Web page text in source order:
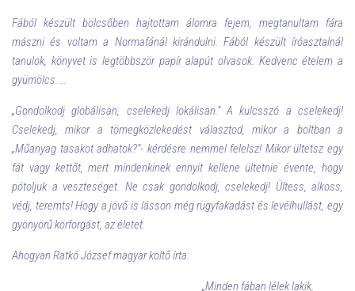
Fából készült bölcsőben hajtottam álomra fejem, megtanultam fára
mászni és voltam a Normafánál kirándulni. Fából készült íróasztalnál
tanulok, könyvet is legtöbbször papír alapút olvasok. Kedvenc ételem a
gyümölcs. …
„Gondolkodj globálisan, cselekedj lokálisan.” A kulcsszó a cselekedj!
Cselekedj, mikor a tömegközlekedést választod, mikor a boltban a
„Műanyag tasakot adhatok?”- kérdésre nemmel felelsz! Mikor ültetsz egy
fát vagy kettőt, mert mindenkinek ennyit kellene ültetnie évente, hogy
pótoljuk a veszteséget. Ne csak gondolkodj, cselekedj! Ültess, alkoss,
védj, teremts! Hogy a jövő is lásson még rügyfakadást és levélhullást, egy
gyönyörű körforgást, az életet.
Ahogyan Ratkó József magyar költő írta:
„Minden fában lélek lakik,